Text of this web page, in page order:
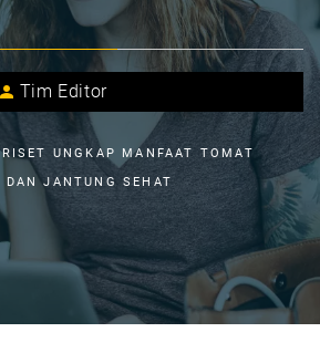
Tim Editor
RISET UNGKAP MANFAAT TOMAT
JANTUNG SEHAT